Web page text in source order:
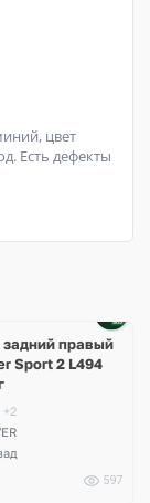
цвет
Есть дефекты
правый
Sport 2 L494
+2
597